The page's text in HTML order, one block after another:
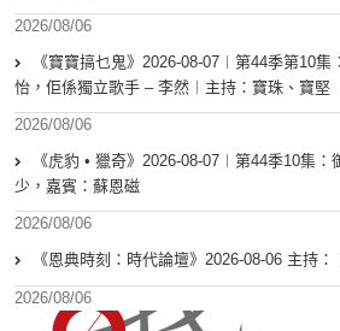
2026/08/06
《寶寶搞乜鬼》2026-08-07︱第44季第10
怡，佢係獨立歌手 – 李然︱主持：寶珠、寶
2026/08/06
《虎豹 • 獵奇》2026-08-07︱第44季10集
少，嘉賓：蘇恩磁
2026/08/06
《恩典時刻：時代論壇》2026-08-06 主持
2026/08/06